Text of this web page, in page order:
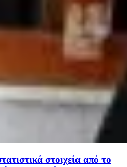
στοιχεία από το